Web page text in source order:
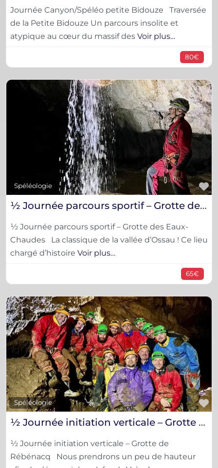
Journée Canyon/Spéléo petite Bidouze Traversée
de la Petite Bidouze Un parcours insolite et
atypique au cœur du massif des Voir plus…
80€
Spéléologie
½ Journée parcours sportif – Grotte des Eaux-Chaudes
½ Journée parcours sportif – Grotte des Eaux-
Chaudes La classique de la vallée d’Ossau ! Ce lieu
chargé d’histoire Voir plus…
65€
Spéléologie
½ Journée initiation verticale – Grotte de Rébénacq
½ Journée initiation verticale – Grotte de
Rébénacq Nous prendrons un peu de hauteur